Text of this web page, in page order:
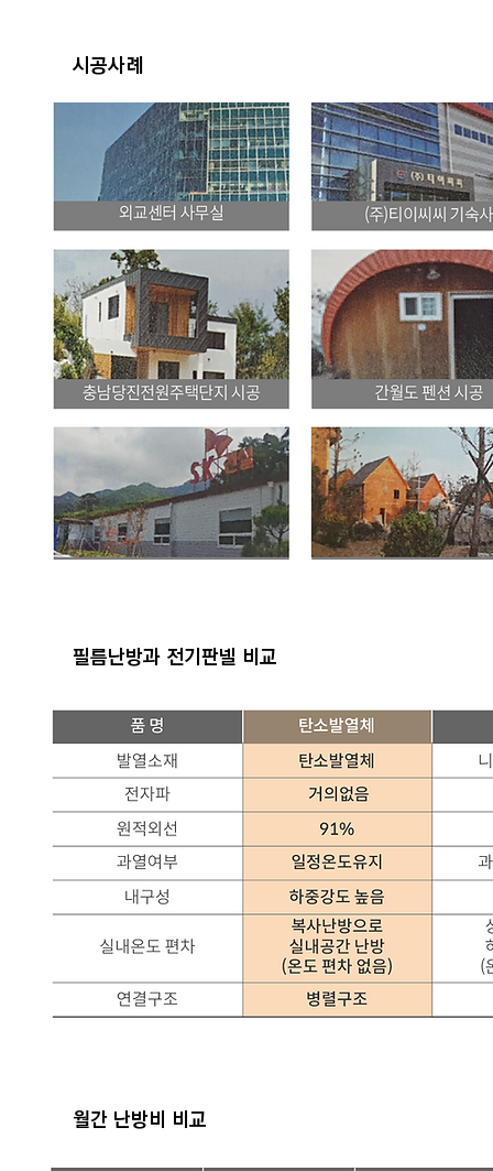
시공사례
필름난방과 전기판넬 비교
월간 난방비 비교